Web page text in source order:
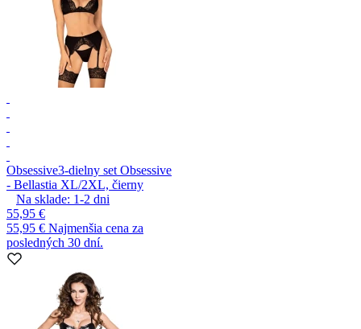
Obsessive3-dielny set Obsessive
- Bellastia XL/2XL, čierny
Na sklade: 1-2 dni
55,95 €
55,95 € Najmenšia cena za
posledných 30 dní.